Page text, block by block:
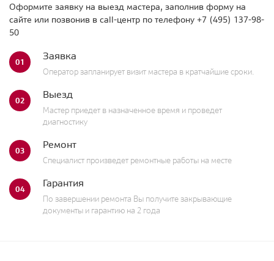
Оформите заявку на выезд мастера, заполнив форму на
сайте или позвонив в call-центр по телефону +7 (495) 137-98-
50
01 Заявка
Оператор запланирует визит мастера в кратчайшие сроки.
02 Выезд
Мастер приедет в назначенное время и проведет
диагностику
03 Ремонт
Специалист произведет ремонтные работы на месте
04 Гарантия
По завершении ремонта Вы получите закрывающие
документы и гарантию на 2 года